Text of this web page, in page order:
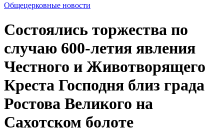
Общецерковные новости
Состоялись торжества по
случаю 600-летия явления
Честного и Животворящего
Креста Господня близ града
Ростова Великого на
Сахотском болоте